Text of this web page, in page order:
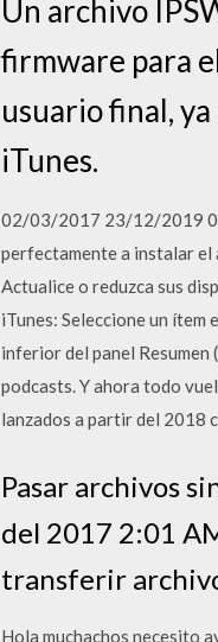
Un archivo
firmware para
usuario final,
iTunes.
02/03/2017 23/12/2019
perfectamente a instalar el
Actualice o reduzca sus
iTunes: Seleccione un ítem
inferior del panel Resumen
podcasts. Y ahora todo
lanzados a partir del 2018
Pasar archivos
del 2017 2:01
transferir
Hola muchachos necesito